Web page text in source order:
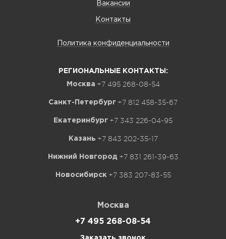
Вакансии
Контакты
Политика конфиденциальности
РЕГИОНАЛЬНЫЕ КОНТАКТЫ:
Москва +7 495 268-08-54
Санкт-Петербург +7 812 458-35-67
Екатеринбург +7 343 226-04-95
Казань +7 843 202-35-17
Нижний Новгород +7 831 261-39-63
Новосибирск +7 383 207-83-55
Москва
+7 495 268-08-54